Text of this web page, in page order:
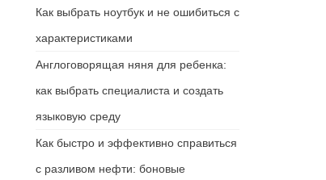
Как выбрать ноутбук и не ошибиться с
характеристиками
Англоговорящая няня для ребенка:
как выбрать специалиста и создать
языковую среду
Как быстро и эффективно справиться
с разливом нефти: боновые